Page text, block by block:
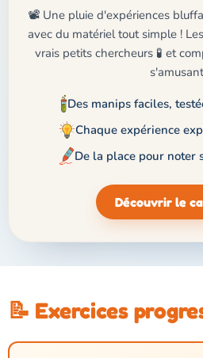
📽️ Une pluie d'expériences
avec du matériel tout simple !
vrais petits chercheurs 🧪 et
Des manips faciles,
Chaque expérience
De la place pour noter
Découvrir le
📝 Exercices